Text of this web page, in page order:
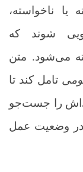
ناخواسته،
شوند که
می‌شود. متن
تامل کند تا
را جست‌جو
در وضعیت عمل